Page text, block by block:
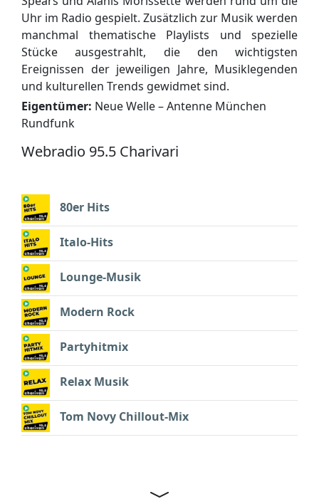
Uhr im Radio gespielt. Zusätzlich zur Musik werden
manchmal thematische Playlists und spezielle
Stücke ausgestrahlt, die den wichtigsten
Ereignissen der jeweiligen Jahre, Musiklegenden
und kulturellen Trends gewidmet sind.
Eigentümer: Neue Welle – Antenne München
Rundfunk
Webradio 95.5 Charivari
80er Hits
Italo-Hits
Lounge-Musik
Modern Rock
Partyhitmix
Relax Musik
Tom Novy Chillout-Mix